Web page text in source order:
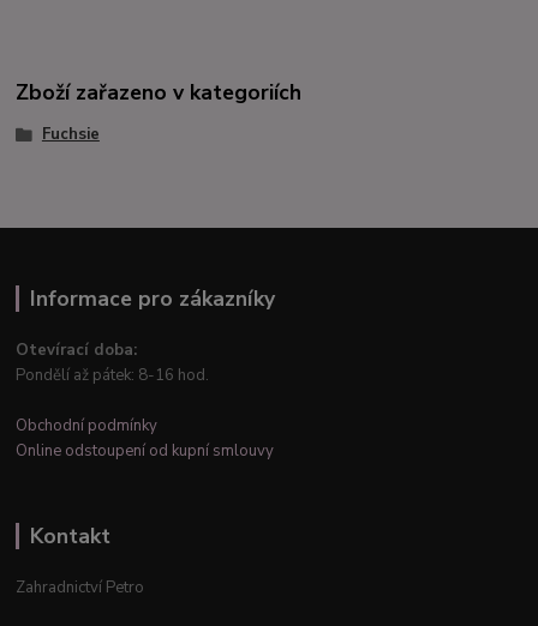
Zboží zařazeno v kategoriích
Fuchsie
Informace pro zákazníky
Otevírací doba:
Pondělí až pátek: 8-16 hod.
Obchodní podmínky
Online odstoupení od kupní smlouvy
Kontakt
Zahradnictví Petro